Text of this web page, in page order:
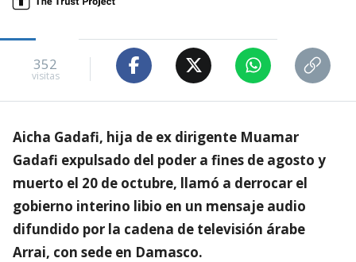
352
visitas
Aicha Gadafi, hija de ex dirigente Muamar
Gadafi expulsado del poder a fines de agosto y
muerto el 20 de octubre, llamó a derrocar el
gobierno interino libio en un mensaje audio
difundido por la cadena de televisión árabe
Arrai, con sede en Damasco.